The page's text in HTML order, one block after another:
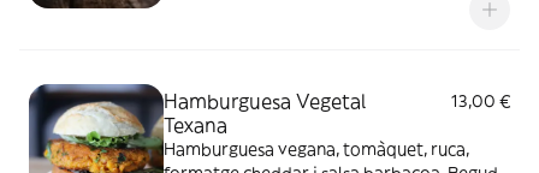
Hamburguesa Vegetal
Texana
13,00 €
Hamburguesa vegana, tomàquet, ruca,